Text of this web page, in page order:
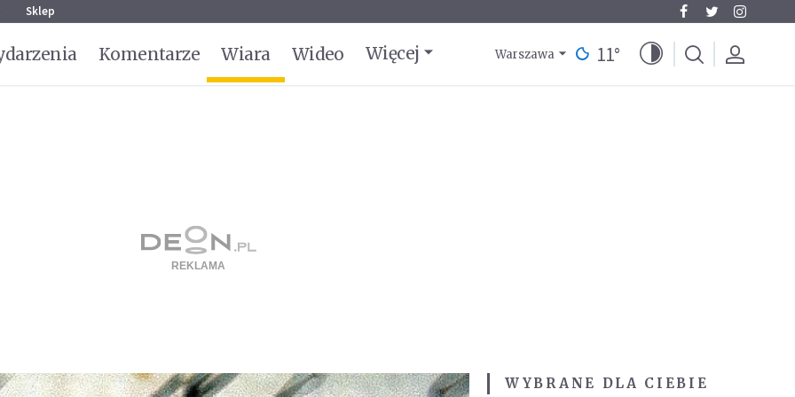
Sklep
Komentarze Wiara Wideo Więcej Warszawa 11°
WYBRANE DLA CIEBIE